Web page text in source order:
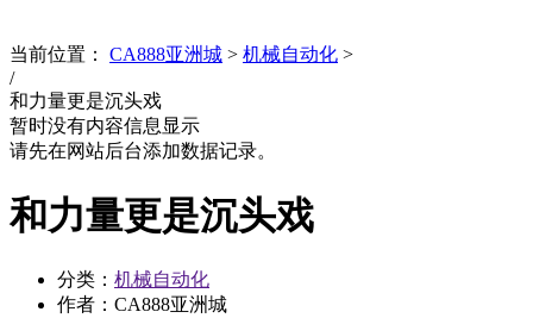
当前位置： CA888亚洲城 > 机械自动化 >
/
和力量更是沉头戏
暂时没有内容信息显示
请先在网站后台添加数据记录。
和力量更是沉头戏
分类： 机械自动化
作者：CA888亚洲城